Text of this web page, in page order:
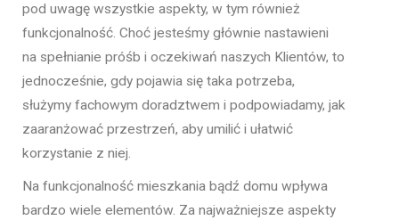
pod uwagę wszystkie aspekty, w tym również
funkcjonalność. Choć jesteśmy głównie nastawieni
na spełnianie próśb i oczekiwań naszych Klientów, to
jednocześnie, gdy pojawia się taka potrzeba,
służymy fachowym doradztwem i podpowiadamy, jak
zaaranżować przestrzeń, aby umilić i ułatwić
korzystanie z niej.
Na funkcjonalność mieszkania bądź domu wpływa
bardzo wiele elementów. Za najważniejsze aspekty